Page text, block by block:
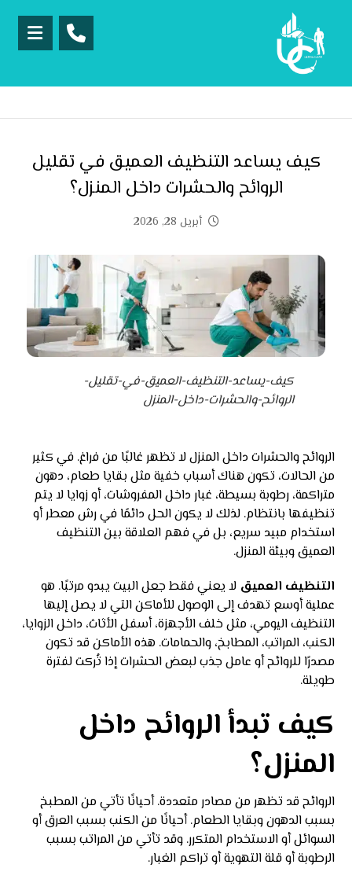
كيف يساعد التنظيف العميق في تقليل
الروائح والحشرات داخل المنزل؟
أبريل 28, 2026
كيف-يساعد-التنظيف-العميق-في-تقليل-
الروائح-والحشرات-داخل-المنزل
الروائح والحشرات داخل المنزل لا تظهر غالبًا من فراغ. في كثير
من الحالات، تكون هناك أسباب خفية مثل بقايا طعام، دهون
متراكمة، رطوبة بسيطة، غبار داخل المفروشات، أو زوايا لا يتم
تنظيفها بانتظام. لذلك لا يكون الحل دائمًا في رش معطر أو
استخدام مبيد سريع، بل في فهم العلاقة بين التنظيف
العميق وبيئة المنزل.
التنظيف العميق لا يعني فقط جعل البيت يبدو مرتبًا. هو
عملية أوسع تهدف إلى الوصول للأماكن التي لا يصل إليها
التنظيف اليومي، مثل خلف الأجهزة، أسفل الأثاث، داخل الزوايا،
الكنب، المراتب، المطابخ، والحمامات. هذه الأماكن قد تكون
مصدرًا للروائح أو عامل جذب لبعض الحشرات إذا تُركت لفترة
طويلة.
كيف تبدأ الروائح داخل
المنزل؟
الروائح قد تظهر من مصادر متعددة. أحيانًا تأتي من المطبخ
بسبب الدهون وبقايا الطعام. أحيانًا من الكنب بسبب العرق أو
السوائل أو الاستخدام المتكرر. وقد تأتي من المراتب بسبب
الرطوبة أو قلة التهوية أو تراكم الغبار.